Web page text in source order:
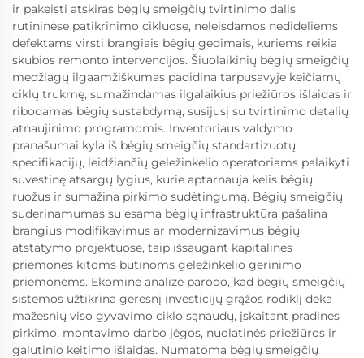
ir pakeisti atskiras bėgių smeigčių tvirtinimo dalis
rutininėse patikrinimo cikluose, neleisdamos nedideliems
defektams virsti brangiais bėgių gedimais, kuriems reikia
skubios remonto intervencijos. Šiuolaikinių bėgių smeigčių
medžiagų ilgaamžiškumas padidina tarpusavyje keičiamų
ciklų trukmę, sumažindamas ilgalaikius priežiūros išlaidas ir
ribodamas bėgių sustabdymą, susijusį su tvirtinimo detalių
atnaujinimo programomis. Inventoriaus valdymo
pranašumai kyla iš bėgių smeigčių standartizuotų
specifikacijų, leidžiančių geležinkelio operatoriams palaikyti
suvestinę atsargų lygius, kurie aptarnauja kelis bėgių
ruožus ir sumažina pirkimo sudėtingumą. Bėgių smeigčių
suderinamumas su esama bėgių infrastruktūra pašalina
brangius modifikavimus ar modernizavimus bėgių
atstatymo projektuose, taip išsaugant kapitalines
priemones kitoms būtinoms geležinkelio gerinimo
priemonėms. Ekominė analizė parodo, kad bėgių smeigčių
sistemos užtikrina geresnį investicijų grąžos rodiklį dėka
mažesnių viso gyvavimo ciklo sąnaudų, įskaitant pradines
pirkimo, montavimo darbo jėgos, nuolatinės priežiūros ir
galutinio keitimo išlaidas. Numatoma bėgių smeigčių